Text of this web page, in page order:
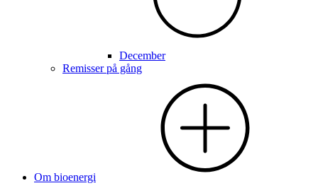
December
Remisser på gång
Om bioenergi